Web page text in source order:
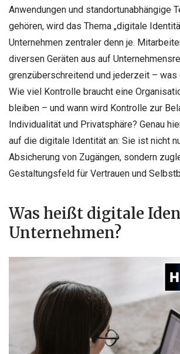
Anwendungen und standortunabhängige
gehören, wird das Thema „digitale
Unternehmen zentraler denn je.
diversen Geräten aus auf
grenzüberschreitend und jederzeit – was
Wie viel Kontrolle braucht eine
bleiben – und wann wird Kontrolle zur
Individualität und Privatsphäre? Genau
auf die digitale Identität an: Sie ist nicht
Absicherung von Zugängen, sondern
Gestaltungsfeld für Vertrauen und
Was heißt digitale
Unternehmen?